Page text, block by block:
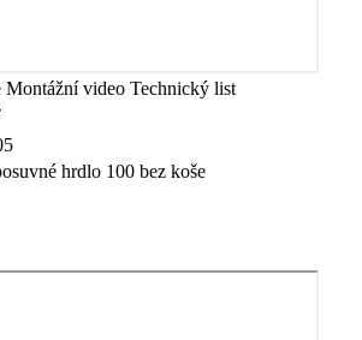
Montážní video Technický list
hrdlo 100 bez koše